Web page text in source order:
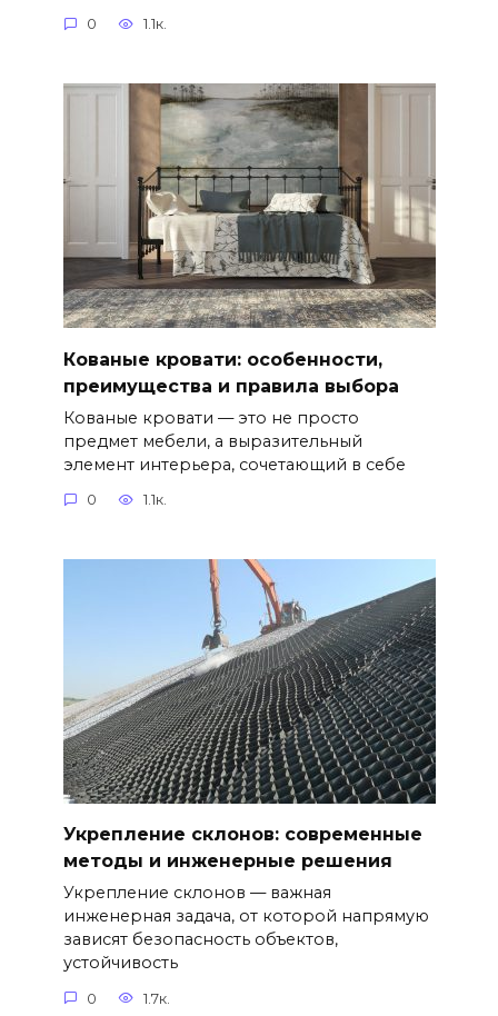
0 1.1к.
Кованые кровати: особенности,
преимущества и правила выбора
Кованые кровати — это не просто
предмет мебели, а выразительный
элемент интерьера, сочетающий в себе
0 1.1к.
Укрепление склонов: современные
методы и инженерные решения
Укрепление склонов — важная
инженерная задача, от которой напрямую
зависят безопасность объектов,
устойчивость
0 1.7к.